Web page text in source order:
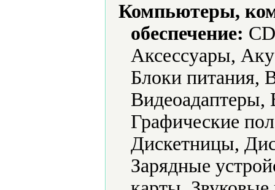
Компьютеры,
обеспечение:
Аксессуары,
Блоки питания,
Видеоадаптеры,
Графические
Дискетницы,
Зарядные